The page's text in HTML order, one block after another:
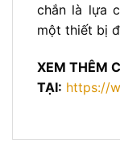
chắn là lựa
một thiết bị
XEM THÊM
TẠI: https://